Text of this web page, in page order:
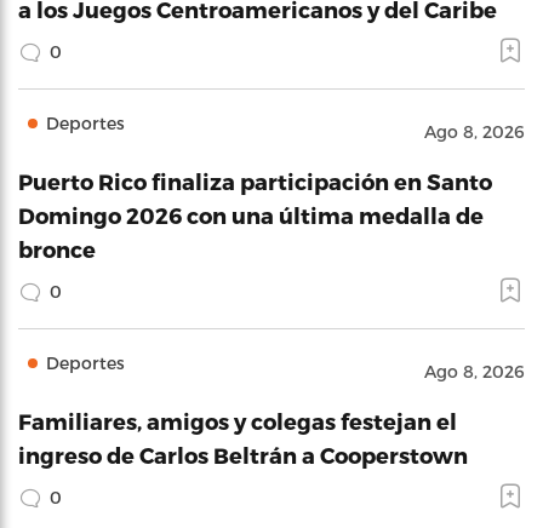
a los Juegos Centroamericanos y del Caribe
0
Deportes Ago 8, 2026
Puerto Rico finaliza participación en Santo
Domingo 2026 con una última medalla de
bronce
0
Deportes Ago 8, 2026
Familiares, amigos y colegas festejan el
ingreso de Carlos Beltrán a Cooperstown
0